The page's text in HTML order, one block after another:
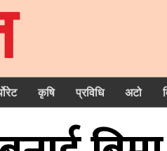
कृषि प्रविधि अटो